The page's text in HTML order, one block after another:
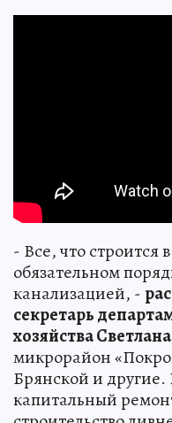
- Все, что строится
обязательном
канализацией, -
секретарь
хозяйства
микрорайон
Брянской и другие.
капитальный